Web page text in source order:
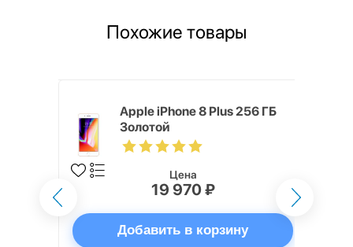
Похожие товары
Apple iPhone 8 Plus 256 ГБ
Золотой
Цена
19 970 ₽
Добавить в корзину